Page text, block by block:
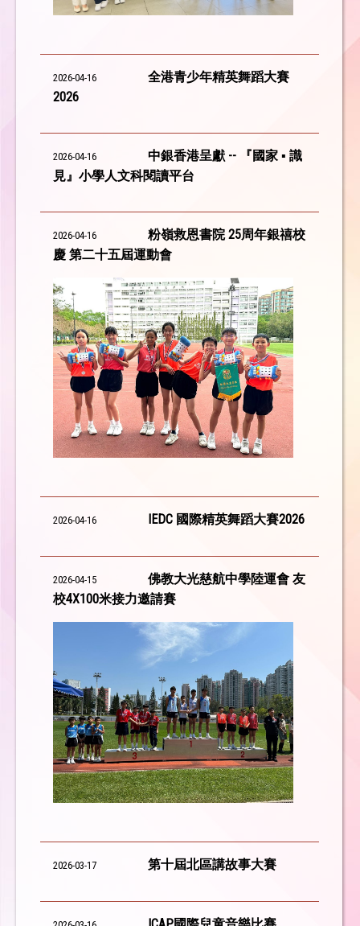
2026-04-16
全港青少年精英舞蹈大賽
2026
2026-04-16
中銀香港呈獻 -- 『國家 ▪ 識
見』小學人文科閱讀平台
2026-04-16
粉嶺救恩書院 25周年銀禧校
慶 第二十五屆運動會
2026-04-16 IEDC 國際精英舞蹈大賽2026
2026-04-15
佛教大光慈航中學陸運會 友
校4X100米接力邀請賽
2026-03-17 第十屆北區講故事大賽